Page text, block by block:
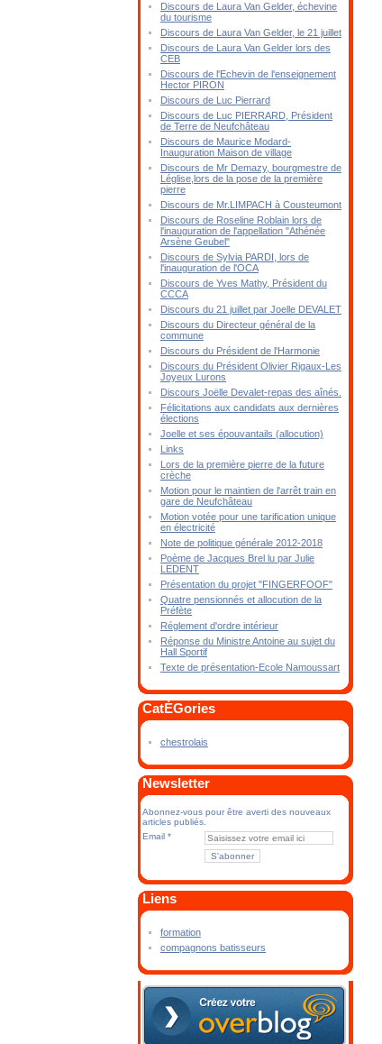
Discours de Laura Van Gelder, échevine
du tourisme
Discours de Laura Van Gelder, le 21 juillet
Discours de Laura Van Gelder lors des
CEB
Discours de l'Echevin de l'enseignement
Hector PIRON
Discours de Luc Pierrard
Discours de Luc PIERRARD, Président
de Terre de Neufchâteau
Discours de Maurice Modard-
Inauguration Maison de village
Discours de Mr Demazy, bourgmestre de
Léglise,lors de la pose de la première
pierre
Discours de Mr.LIMPACH à Cousteumont
Discours de Roseline Roblain lors de
l'inauguration de l'appellation "Athénée
Arsène Geubel"
Discours de Sylvia PARDI, lors de
l'inauguration de l'OCA
Discours de Yves Mathy, Président du
CCCA
Discours du 21 juillet par Joelle DEVALET
Discours du Directeur général de la
commune
Discours du Président de l'Harmonie
Discours du Président Olivier Rigaux-Les
Joyeux Lurons
Discours Joëlle Devalet-repas des aînés.
Félicitations aux candidats aux dernières
élections
Joelle et ses épouvantails (allocution)
Links
Lors de la première pierre de la future
crèche
Motion pour le maintien de l'arrêt train en
gare de Neufchâteau
Motion votée pour une tarification unique
en électricité
Note de politique générale 2012-2018
Poème de Jacques Brel lu par Julie
LEDENT
Présentation du projet "FINGERFOOF"
Quatre pensionnés et allocution de la
Préfète
Réglement d'ordre intérieur
Réponse du Ministre Antoine au sujet du
Hall Sportif
Texte de présentation-Ecole Namoussart
CatÉGories
chestrolais
Newsletter
Abonnez-vous pour être averti des nouveaux
articles publiés.
Email
Liens
formation
compagnons batisseurs